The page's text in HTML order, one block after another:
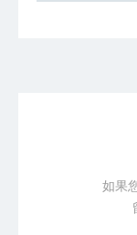
如果